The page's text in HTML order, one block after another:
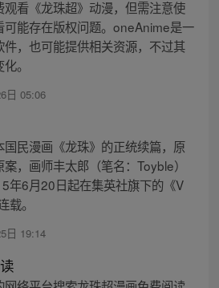
看《龙珠超》动漫，但需注意使
可能存在版权问题。oneAnime是一
，也可能提供相关资源，不过其
。
日 05:06
国民漫画《龙珠》的正统续篇，原
，画师丰太郎（笔名：Toyble）
年6月20日起在集英社旗下的《V
。
日 19:14